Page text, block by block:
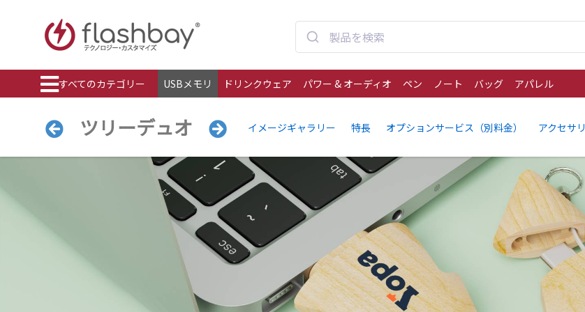
すべてのカテゴリー USBメモリ ドリンクウェア パワー & オーディオ ペン ノート バッグ アパレル
ツリーデュオ イメージギャラリー 特長 オプションサービス（別料金） アクセサリ